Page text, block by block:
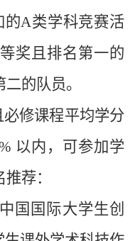
的A类学科竞赛活
奖且排名第一的
的队员。
修课程平均学分
以内，可参加学
荐：
国国际大学生创